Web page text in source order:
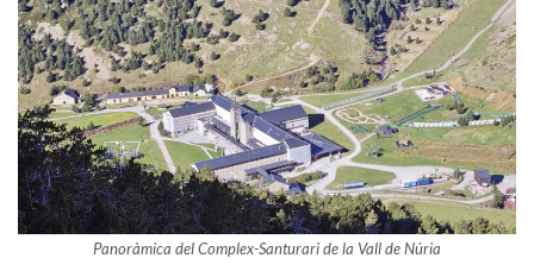
Panoràmica del Complex-Santurari de la Vall de Núria